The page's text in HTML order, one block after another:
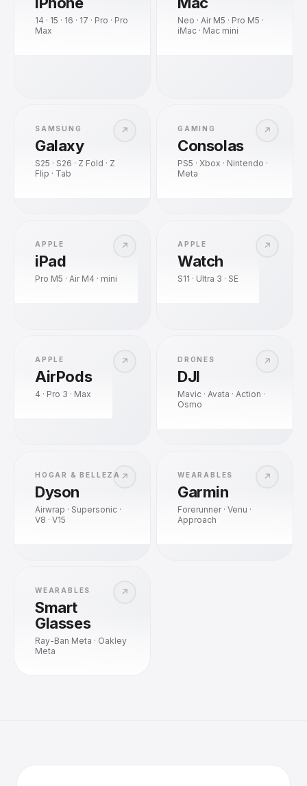
14 · 15 · 16 · 17 · Pro · Pro
Max
Neo · Air M5 · Pro M5 ·
iMac · Mac mini
↗
SAMSUNG
Galaxy
S25 · S26 · Z Fold · Z
Flip · Tab
↗
GAMING
Consolas
PS5 · Xbox · Nintendo ·
Meta
↗
APPLE
iPad
Pro M5 · Air M4 · mini
↗
APPLE
Watch
S11 · Ultra 3 · SE
↗
APPLE
AirPods
4 · Pro 3 · Max
↗
DRONES
DJI
Mavic · Avata · Action ·
Osmo
↗
HOGAR & BELLEZA
Dyson
Airwrap · Supersonic ·
V8 · V15
↗
WEARABLES
Garmin
Forerunner · Venu ·
Approach
↗
WEARABLES
Smart
Glasses
Ray-Ban Meta · Oakley
Meta